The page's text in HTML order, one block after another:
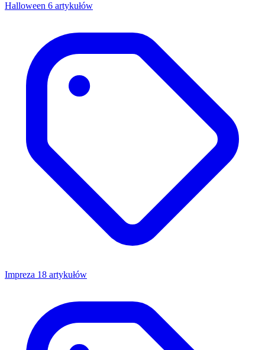
Halloween 6 artykułów
Impreza 18 artykułów